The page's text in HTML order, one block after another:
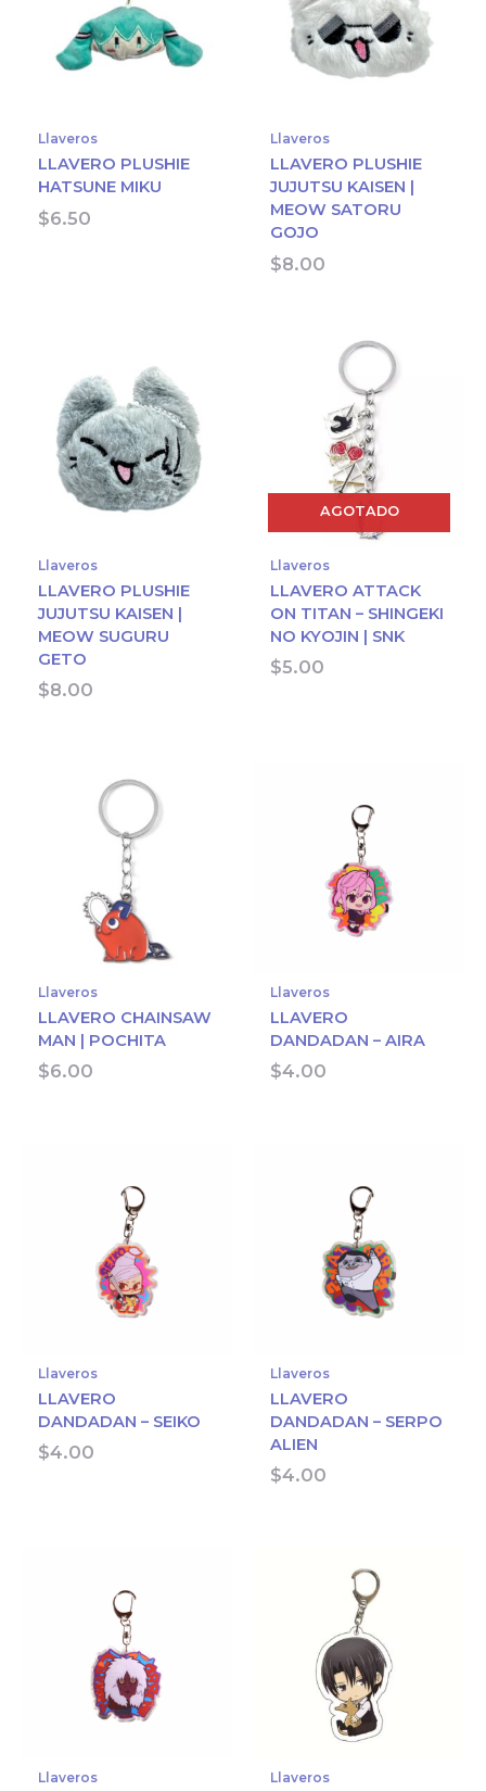
Llaveros
LLAVERO PLUSHIE
HATSUNE MIKU
$6.50
Llaveros
LLAVERO PLUSHIE
JUJUTSU KAISEN |
MEOW SATORU
GOJO
$8.00
Llaveros
LLAVERO PLUSHIE
JUJUTSU KAISEN |
MEOW SUGURU
GETO
$8.00
AGOTADO
Llaveros
LLAVERO ATTACK
ON TITAN – SHINGEKI
NO KYOJIN | SNK
$5.00
Llaveros
LLAVERO CHAINSAW
MAN | POCHITA
$6.00
Llaveros
LLAVERO
DANDADAN – AIRA
$4.00
Llaveros
LLAVERO
DANDADAN – SEIKO
$4.00
Llaveros
LLAVERO
DANDADAN – SERPO
ALIEN
$4.00
Llaveros Llaveros